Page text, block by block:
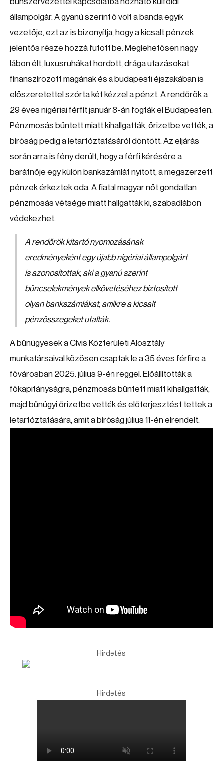
bűnszervezettel kapcsolatba hozható külföldi
állampolgár. A gyanú szerint ő volt a banda egyik
vezetője, ezt az is bizonyítja, hogy a kicsalt pénzek
jelentős része hozzá futott be. Meglehetősen nagy
lábon élt, luxusruhákat hordott, drága utazásokat
finanszírozott magának és a budapesti éjszakában is
előszeretettel szórta két kézzel a pénzt. A rendőrök a
29 éves nigériai férfit január 8-án fogták el Budapesten.
Pénzmosás bűntett miatt kihallgatták, őrizetbe vették, a
bíróság pedig a letartóztatásáról döntött. Az eljárás
során arra is fény derült, hogy a férfi kérésére a
barátnője egy külön bankszámlát nyitott, a megszerzett
pénzek érkeztek oda. A fiatal magyar nőt gondatlan
pénzmosás vétsége miatt hallgatták ki, szabadlábon
védekezhet.
A rendőrök kitartó nyomozásának
eredményeként egy újabb nigériai állampolgárt
is azonosítottak, aki a gyanú szerint
bűncselekmények elkövetéséhez biztosított
olyan bankszámlákat, amikre a kicsalt
pénzösszegeket utalták.
A bűnügyesek a Cívis Közterületi Alosztály
munkatársaival közösen csaptak le a 35 éves férfire a
fővárosban 2025. július 9-én reggel. Előállították a
főkapitányságra, pénzmosás bűntett miatt kihallgatták,
majd bűnügyi őrizetbe vették és előterjesztést tettek a
letartóztatására, amit a bíróság július 11-én elrendelt.
Hirdetés
Hirdetés